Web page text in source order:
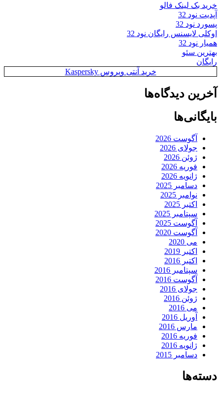
خرید بک لینک فالو
آپدیت نود 32
پسورد نود 32
اوکلی لایسنس رایگان نود 32
همیار نود 32
بهترین سئو
رایگان
خرید آنتی ویروس Kaspersky
آخرین دیدگاه‌ها
بایگانی‌ها
آگوست 2026
جولای 2026
ژوئن 2026
فوریه 2026
ژانویه 2026
دسامبر 2025
نوامبر 2025
اکتبر 2025
سپتامبر 2025
آگوست 2025
آگوست 2020
می 2020
اکتبر 2019
اکتبر 2016
سپتامبر 2016
آگوست 2016
جولای 2016
ژوئن 2016
می 2016
آوریل 2016
مارس 2016
فوریه 2016
ژانویه 2016
دسامبر 2015
دسته‌ها